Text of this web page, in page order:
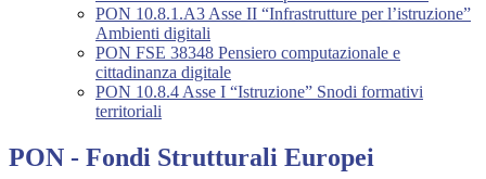
PON 10.8.1.A3 Asse II “Infrastrutture per l’istruzione”
Ambienti digitali
PON FSE 38348 Pensiero computazionale e
cittadinanza digitale
PON 10.8.4 Asse I “Istruzione” Snodi formativi
territoriali
PON - Fondi Strutturali Europei